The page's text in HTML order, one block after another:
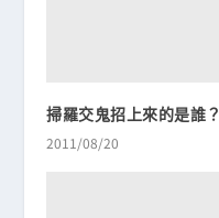
掃羅交鬼招上來的是誰？
2011/08/20